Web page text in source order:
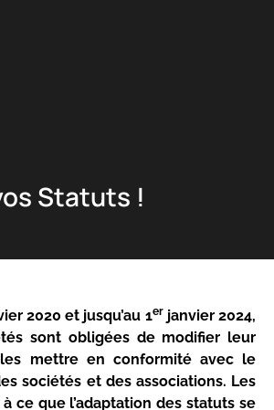
Statuts !
2020 et jusqu’au 1erjanvier 2024,
sont obligées de modifier leur
mettre en conformité avec le
sociétés et des associations. Les
ce que l’adaptation des statuts se